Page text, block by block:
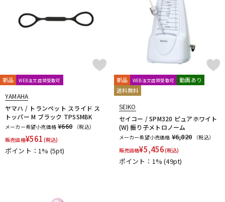
新品 WEB注文店頭受取可
YAMAHA
ヤマハ / トランペット スライド ス
トッパー M ブラック TPSSMBK
メーカー希望小売価格 ¥660
（税込）
販売価格¥561 (税込)
ポイント：1% (5pt)
新品 WEB注文店頭受取可
動画あり
送料無料
SEIKO
セイコー / SPM320 ピュアホワイト
(W) 振り子メトロノーム
メーカー希望小売価格 ¥6,820
（税込）
販売価格¥5,456(税込)
ポイント：1%(49pt)